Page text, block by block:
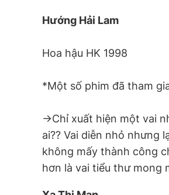
Hướng Hải Lam
Hoa hậu HK 1998
*Một số phim đã tham
->Chỉ xuất hiện một vai
ai?? Vai diễn nhỏ nhưng
không mấy thành công
hơn là vai tiểu thư mong